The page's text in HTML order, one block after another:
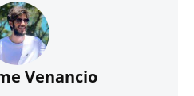
Venancio